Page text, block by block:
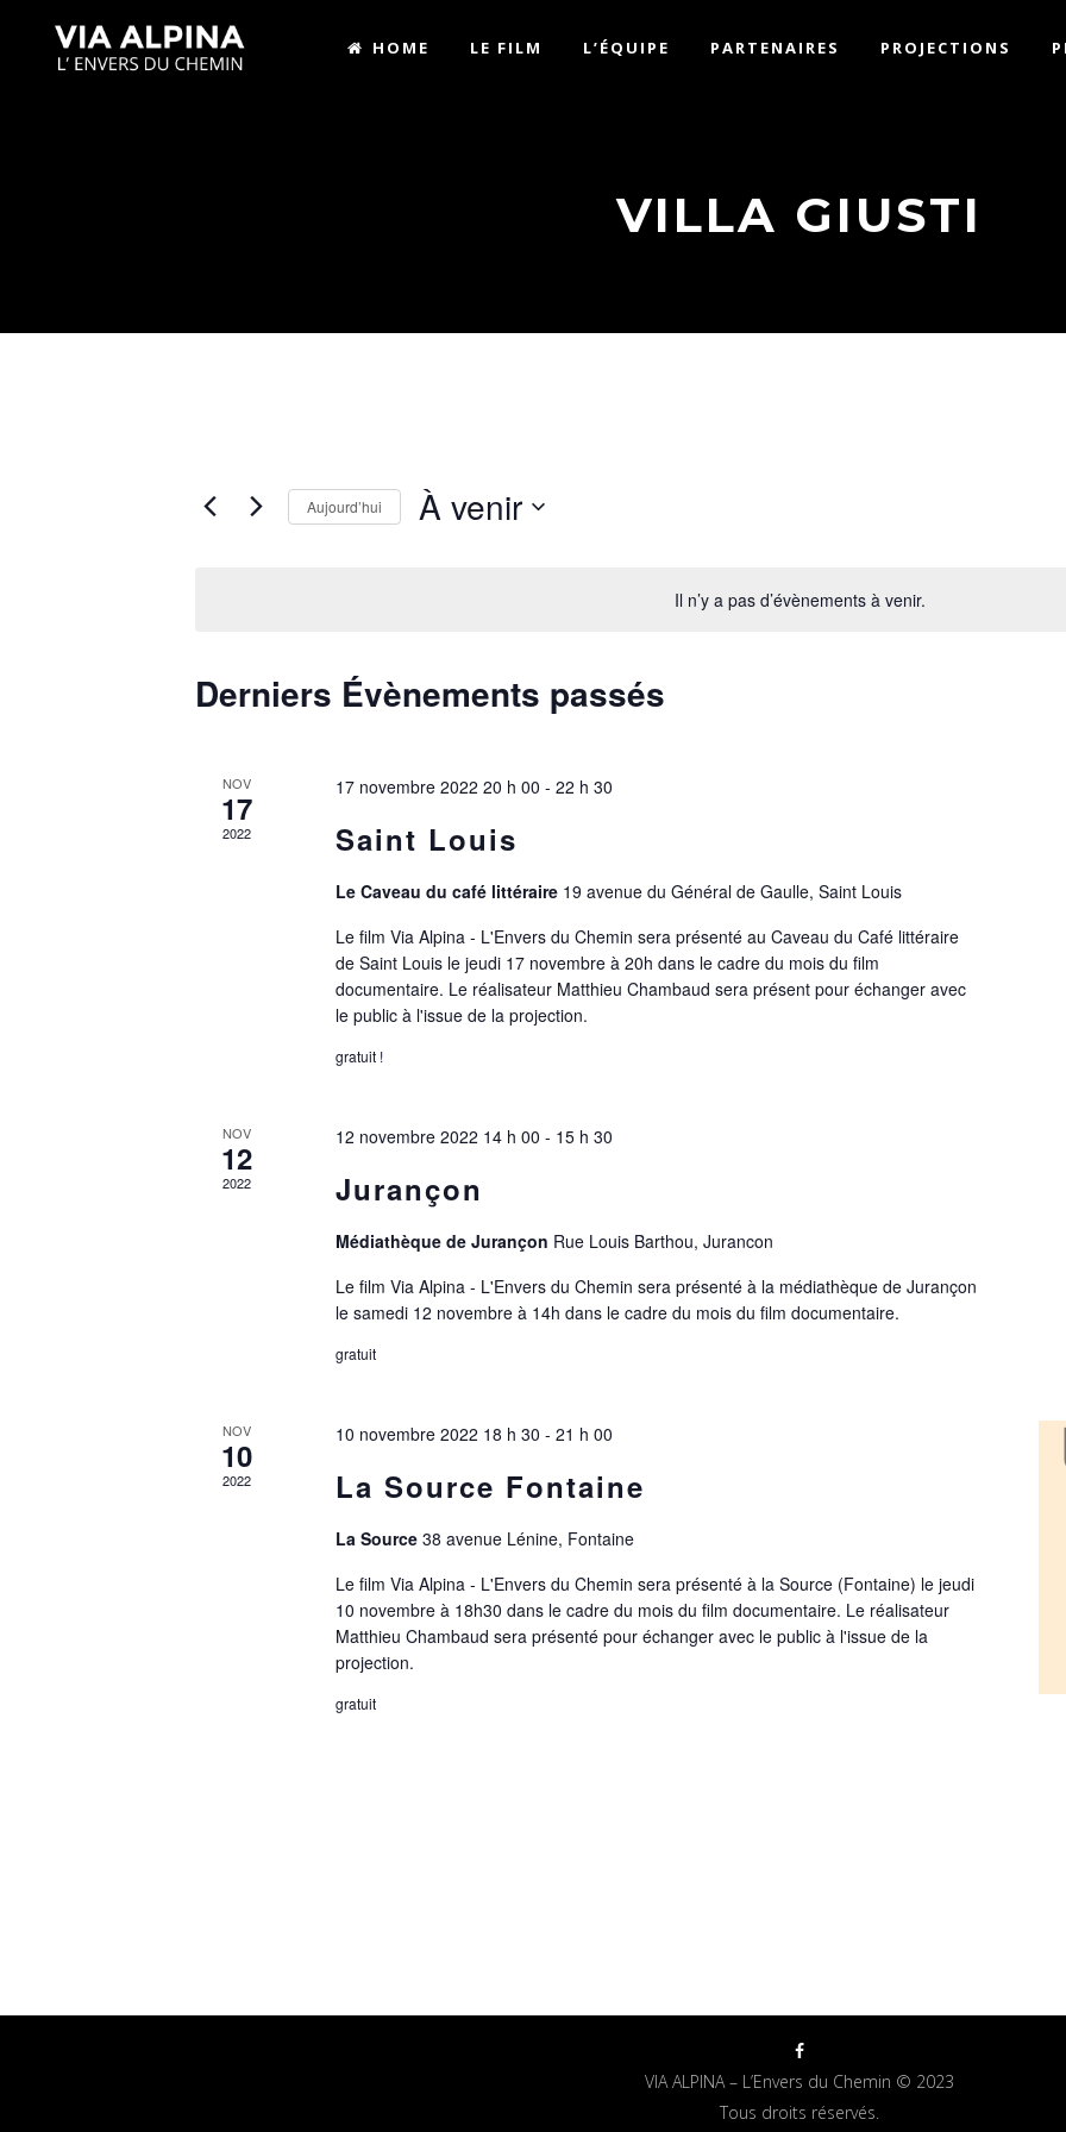
HOME LE FILM L’ÉQUIPE PARTENAIRES PROJECTIONS
VILLA GIUSTI
Il n’y a pas d’évènements à venir.
Aujourd’hui À venir
Derniers Évènements passés
NOV
17
2022
17 novembre 2022 20 h 00 -22 h 30
Saint Louis
Le Caveau du café littéraire 19 avenue du Général de Gaulle, Saint Louis
Le film Via Alpina - L'Envers du Chemin sera présenté au Caveau du Café littéraire
de Saint Louis le jeudi 17 novembre à 20h dans le cadre du mois du film
documentaire. Le réalisateur Matthieu Chambaud sera présent pour échanger avec
le public à l'issue de la projection.
gratuit !
NOV
12
2022
12 novembre 2022 14 h 00 - 15 h 30
Jurançon
Médiathèque de Jurançon Rue Louis Barthou, Jurancon
Le film Via Alpina - L'Envers du Chemin sera présenté à la médiathèque de Jurançon
le samedi 12 novembre à 14h dans le cadre du mois du film documentaire.
gratuit
NOV
10
2022
10 novembre 2022 18 h 30 -21 h 00
La Source Fontaine
La Source38 avenue Lénine, Fontaine
Le film Via Alpina - L'Envers du Chemin sera présenté à la Source (Fontaine) le jeudi
10 novembre à 18h30 dans le cadre du mois du film documentaire. Le réalisateur
Matthieu Chambaud sera présenté pour échanger avec le public à l'issue de la
projection.
gratuit
VIA ALPINA – L’Envers du Chemin © 2023
Tous droits réservés.